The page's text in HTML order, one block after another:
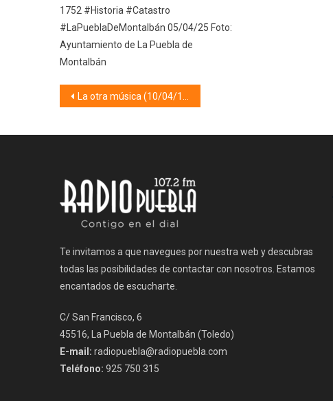
1752 #Historia #Catastro
#LaPueblaDeMontalbán 05/04/25 Foto:
Ayuntamiento de La Puebla de
Montalbán
Navegación
La otra música (10/04/19)
Te invitamos a que navegues por nuestra web y descubras
todas las posibilidades de contactar con nosotros. Estamos
encantados de escucharte.
C/ San Francisco, 6
45516, La Puebla de Montalbán (Toledo)
E-mail: radiopuebla@radiopuebla.com
Teléfono: 925 750 315